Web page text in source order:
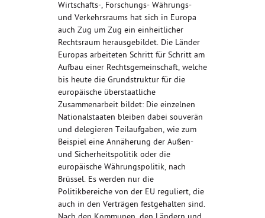
Wirtschafts-, Forschungs- Währungs-
und Verkehrsraums hat sich in Europa
auch Zug um Zug ein einheitlicher
Rechtsraum herausgebildet. Die Länder
Europas arbeiteten Schritt für Schritt am
Aufbau einer Rechtsgemeinschaft, welche
bis heute die Grundstruktur für die
europäische überstaatliche
Zusammenarbeit bildet: Die einzelnen
Nationalstaaten bleiben dabei souverän
und delegieren Teilaufgaben, wie zum
Beispiel eine Annäherung der Außen-
und Sicherheitspolitik oder die
europäische Währungspolitik, nach
Brüssel. Es werden nur die
Politikbereiche von der EU reguliert, die
auch in den Verträgen festgehalten sind.